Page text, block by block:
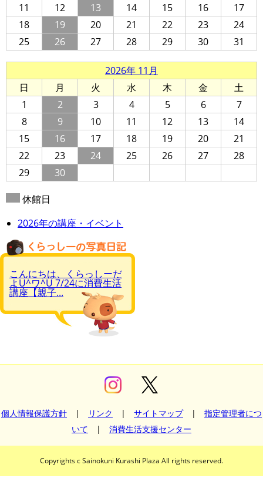
11
12 13 14 15 16
17
18
19 20 21 22 23
24
25
26 27 28 29 30 31
2026年 11月
日
月 火 水 木 金
土
1
2 3 4 5 6
7
8
9 10 11 12 13
14
15
16 17 18 19 20
21
22
23 24 25 26 27
28
29
30
休館日
2026年の講座・イベント
こんにちは、くらっしーだ
よU^ワ^U 7/24に消費生活
講座【親子...
個人情報保護方針 | リンク | サイトマップ| 指定管理者につ
いて | 消費生活支援センター
Copyrights c Sainokuni Kurashi Plaza All rights reserved.